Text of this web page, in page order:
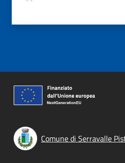
Comune di Serravalle